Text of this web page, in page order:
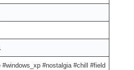
#windows_xp #nostalgia #chill #field